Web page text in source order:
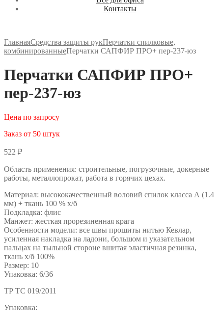
Контакты
ГлавнаяСредства защиты рукПерчатки спилковые,
комбинированныеПерчатки САПФИР ПРО+ пер-237-юз
Перчатки САПФИР ПРО+
пер-237-юз
Цена по запросу
Заказ от 50 штук
522 ₽
Область применения: строительные, погрузочные, докерные
работы, металлопрокат, работа в горячих цехах.
Материал: высококачественный воловий спилок класса А (1.4
мм) + ткань 100 % х/б
Подкладка: флис
Манжет: жесткая прорезиненная крага
Особенности модели: все швы прошиты нитью Кевлар,
усиленная накладка на ладони, большом и указательном
пальцах на тыльной стороне вшитая эластичная резинка,
ткань х/б 100%
Размер: 10
Упаковка: 6/36
ТР ТС 019/2011
Упаковка: